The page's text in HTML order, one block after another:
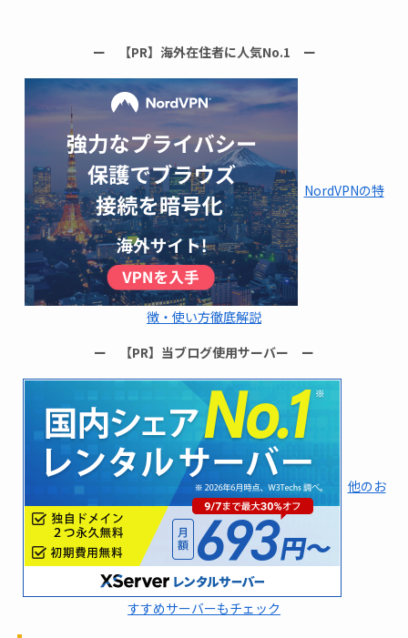
ー 【PR】海外在住者に人気No.1 ー
NordVPNの特
徴・使い方徹底解説
ー 【PR】当ブログ使用サーバー ー
他のお
すすめサーバーもチェック